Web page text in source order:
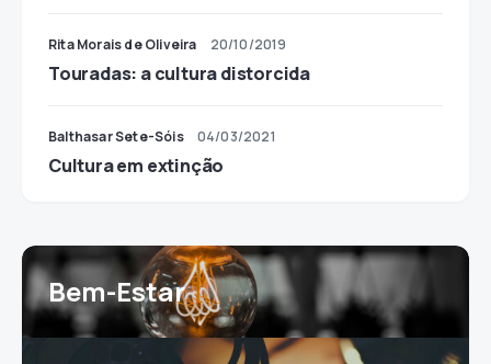
Rita Morais de Oliveira 20/10/2019
Touradas: a cultura distorcida
Balthasar Sete-Sóis 04/03/2021
Cultura em extinção
Bem-Estar